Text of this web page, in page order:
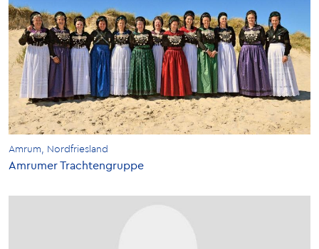
Amrum, Nordfriesland
Amrumer Trachtengruppe